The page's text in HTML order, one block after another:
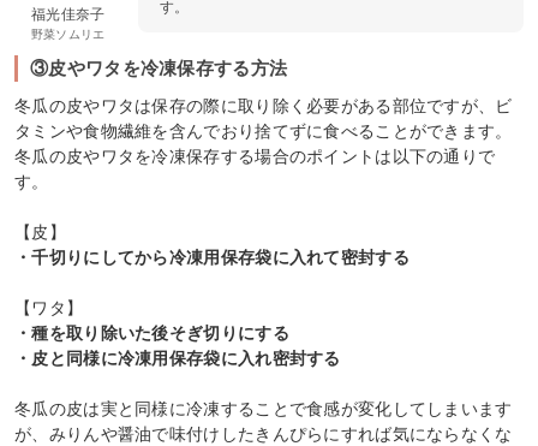
福光佳奈子
野菜ソムリエ
す。
③皮やワタを冷凍保存する方法
冬瓜の皮やワタは保存の際に取り除く必要がある部位ですが、ビ
タミンや食物繊維を含んでおり捨てずに食べることができます。
冬瓜の皮やワタを冷凍保存する場合のポイントは以下の通りで
す。
【皮】
・千切りにしてから冷凍用保存袋に入れて密封する
【ワタ】
・種を取り除いた後そぎ切りにする
・皮と同様に冷凍用保存袋に入れ密封する
冬瓜の皮は実と同様に冷凍することで食感が変化してしまいます
が、みりんや醤油で味付けしたきんぴらにすれば気にならなくな